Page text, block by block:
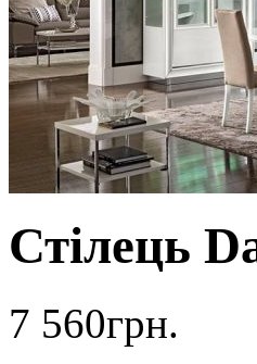
Стілець
7 560грн.